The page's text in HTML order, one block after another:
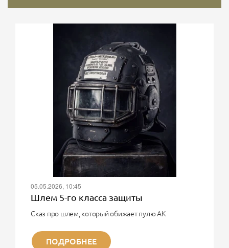
05.05.2026, 10:45
Шлем 5-го класса защиты
Сказ про шлем, который обижает пулю АК
О, великий воин! Твоя мечта - шлем 5-го класса
защиты?! Тот самый, который в рекламе на
ПОДРОБНЕЕ